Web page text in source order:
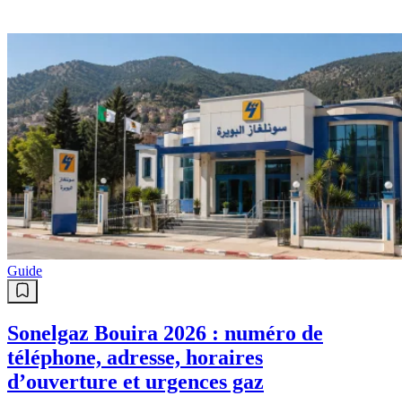
Guide
Sonelgaz Bouira 2026 : numéro de
téléphone, adresse, horaires
d’ouverture et urgences gaz